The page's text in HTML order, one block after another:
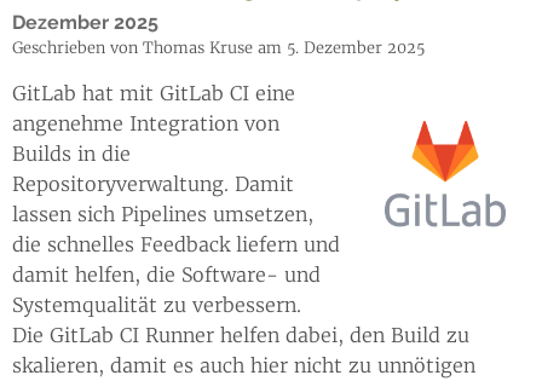
Dezember 2025
Geschrieben von Thomas Kruse am 5. Dezember 2025
GitLab hat mit GitLab CI eine
angenehme Integration von
Builds in die
Repositoryverwaltung. Damit
lassen sich Pipelines umsetzen,
die schnelles Feedback liefern und
damit helfen, die Software- und
Systemqualität zu verbessern.
Die GitLab CI Runner helfen dabei, den Build zu
skalieren, damit es auch hier nicht zu unnötigen